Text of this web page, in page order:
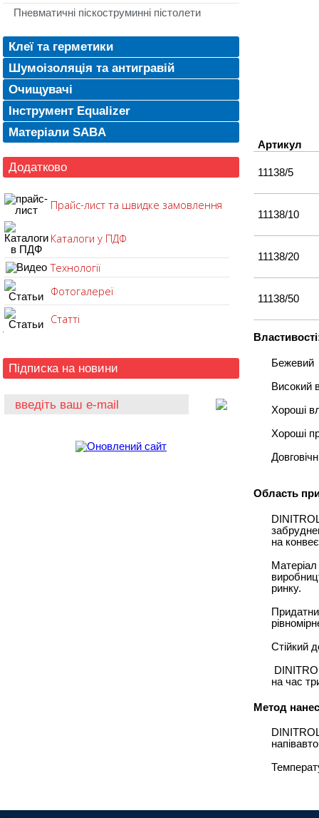
Пневматичні піскоструминні пістолети
Клеї та герметики
Шумоізоляція та антигравій
Очищувачі
Інструмент Equalizer
Матеріали SABA
Додатково
Прайс-лист та швидке замовлення
Каталоги у ПДФ
Технології
Фотогалереї
Статті
Підписка на новини
Артикул
11138/5
11138/10
11138/20
11138/50
Бежевий
Високий
Хороші
Хороші
Область
на
ринку.
Стійкий
на час
Метод